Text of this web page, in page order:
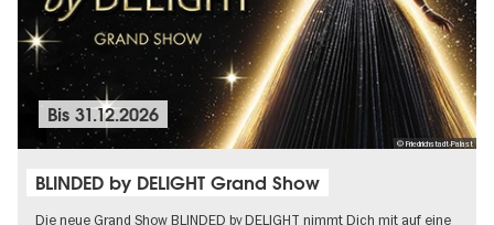
© Friedrichstadt-Palast
Bis31.12.2026
BLINDED by DELIGHT Grand Show
Die neue Grand Show BLINDED by DELIGHT nimmt Dich mit auf eine